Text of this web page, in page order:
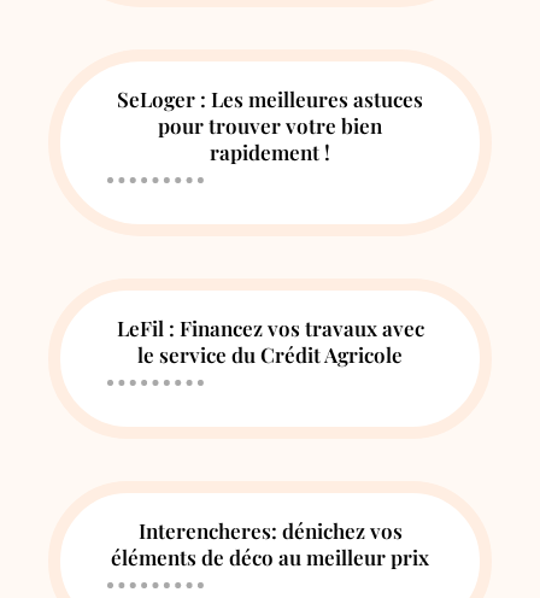
SeLoger : Les meilleures astuces
pour trouver votre bien
rapidement !
LeFil : Financez vos travaux avec
le service du Crédit Agricole
Interencheres: dénichez vos
éléments de déco au meilleur prix